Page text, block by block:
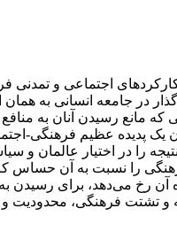
اجتماعی و تمدنی
در جامعه انسانی به همان
که مانع رسیدن آنان به
یک پدیده عظیم فرهنگی-
را در اختیار عالمان و
را نسبت به آن حساس
آن رخ می‌‌‌دهد، برای
تشتت فرهنگی، محدودیت و